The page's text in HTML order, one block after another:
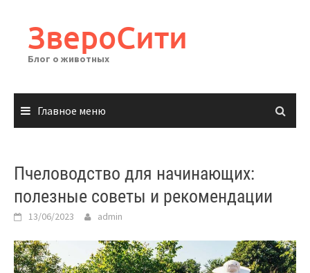
содержимому
ЗвероСити
Блог о животных
Главное меню
Пчеловодство для начинающих:
полезные советы и рекомендации
13/06/2023 admin